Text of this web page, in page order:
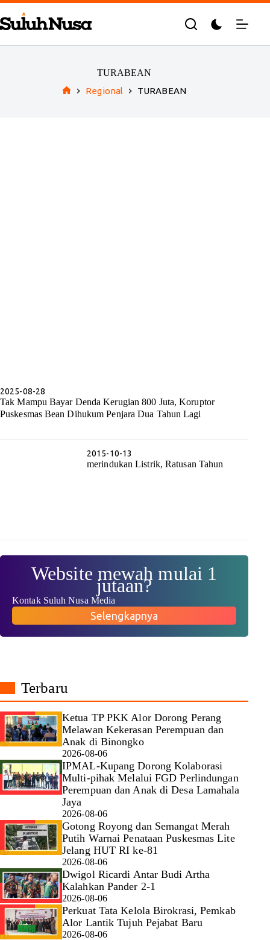
Skip
to
content
TURABEAN
Regional TURABEAN
2025-08-28
Tak Mampu Bayar Denda Kerugian 800 Juta, Koruptor
Puskesmas Bean Dihukum Penjara Dua Tahun Lagi
2015-10-13
merindukan Listrik, Ratusan Tahun
Website mewah mulai 1
jutaan?
Kontak Suluh Nusa Media
Selengkapnya
Terbaru
Ketua TP PKK Alor Dorong Perang
Melawan Kekerasan Perempuan dan
Anak di Binongko
2026-08-06
IPMAL-Kupang Dorong Kolaborasi
Multi-pihak Melalui FGD Perlindungan
Perempuan dan Anak di Desa Lamahala
Jaya
2026-08-06
Gotong Royong dan Semangat Merah
Putih Warnai Penataan Puskesmas Lite
Jelang HUT RI ke-81
2026-08-06
Dwigol Ricardi Antar Budi Artha
Kalahkan Pander 2-1
2026-08-06
Perkuat Tata Kelola Birokrasi, Pemkab
Alor Lantik Tujuh Pejabat Baru
2026-08-06